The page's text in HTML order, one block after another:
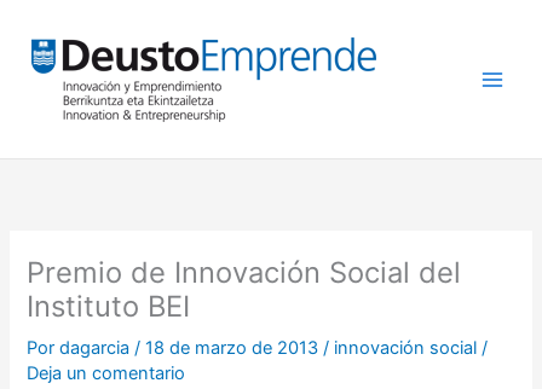
contenido
Premio de Innovación Social del
Instituto BEI
Pordagarcia/18 de marzo de 2013/ innovación social /
Deja un comentario